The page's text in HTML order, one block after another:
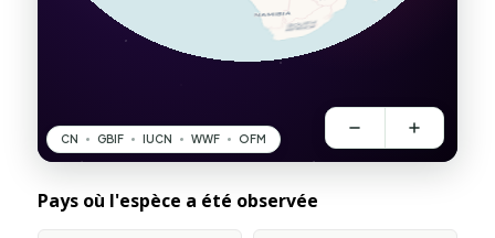
Pays où l'espèce a été observée